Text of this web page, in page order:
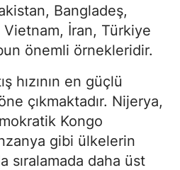
Bangladeş,
İran, Türkiye
önemli örnekleridir.
hızının en güçlü
çıkmaktadır. Nijerya,
Kongo
gibi ülkelerin
sıralamada daha üst